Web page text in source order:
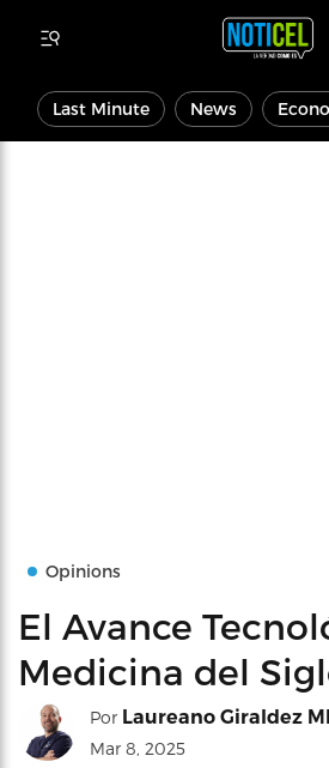
Last Minute News
Opinions
El Avance
Medicina del
Por Laureano Giraldez
Mar 8, 2025